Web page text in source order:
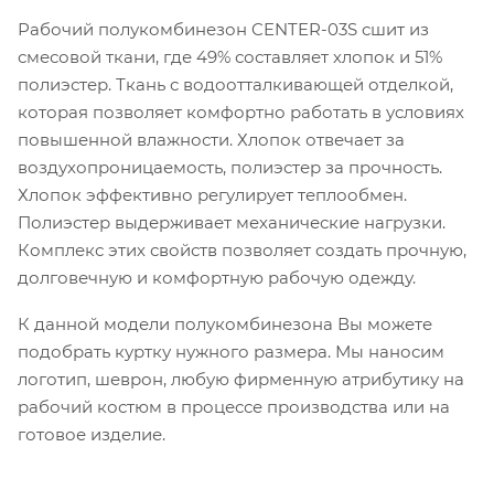
Рабочий полукомбинезон CENTER-03S сшит из
смесовой ткани, где 49% составляет хлопок и 51%
полиэстер. Ткань с водоотталкивающей отделкой,
которая позволяет комфортно работать в условиях
повышенной влажности. Хлопок отвечает за
воздухопроницаемость, полиэстер за прочность.
Хлопок эффективно регулирует теплообмен.
Полиэстер выдерживает механические нагрузки.
Комплекс этих свойств позволяет создать прочную,
долговечную и комфортную рабочую одежду.
К данной модели полукомбинезона Вы можете
подобрать куртку нужного размера. Мы наносим
логотип, шеврон, любую фирменную атрибутику на
рабочий костюм в процессе производства или на
готовое изделие.